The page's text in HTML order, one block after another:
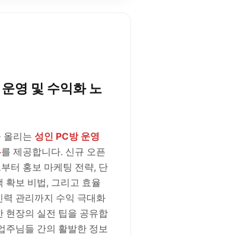
영 및 수익화 노
올리는 성인 PC방 운영
를 제공합니다. 신규 오픈
터 홍보 마케팅 전략, 단
확보 비법, 그리고 효율
력 관리까지 수익 극대화
현장의 실전 팁을 공유합
주님들 간의 활발한 정보